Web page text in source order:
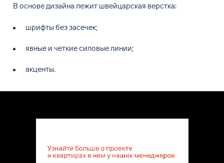
В основе дизайна лежит швейцарская верстка:
шрифты беззасечек;
явные и четкие силовые линии;
акценты.